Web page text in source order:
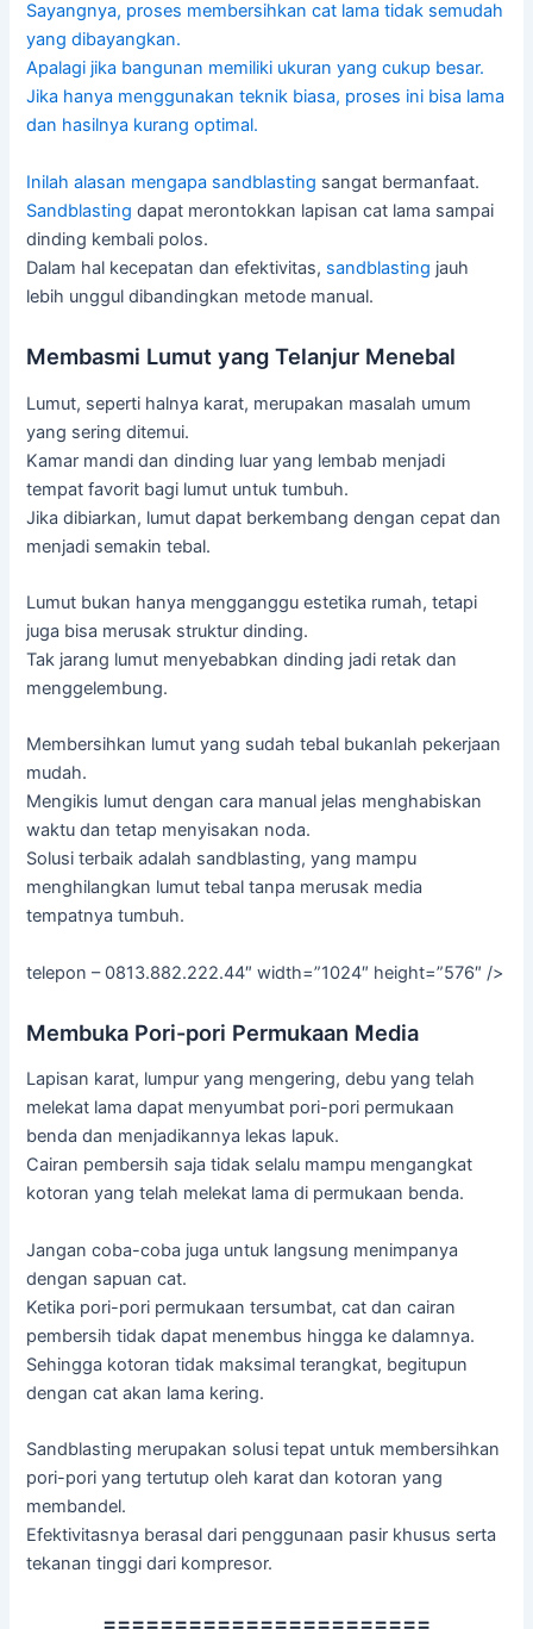
Sayangnya, proses membersihkan cat lama tidak semudah
yang dibayangkan.
Apalagi jika bangunan memiliki ukuran yang cukup besar.
Jika hanya menggunakan teknik biasa, proses ini bisa lama
dan hasilnya kurang optimal.
Inilah alasan mengapa sandblasting sangat bermanfaat.
Sandblasting dapat merontokkan lapisan cat lama sampai
dinding kembali polos.
Dalam hal kecepatan dan efektivitas, sandblasting jauh
lebih unggul dibandingkan metode manual.
Membasmi Lumut yang Telanjur Menebal
Lumut, seperti halnya karat, merupakan masalah umum
yang sering ditemui.
Kamar mandi dan dinding luar yang lembab menjadi
tempat favorit bagi lumut untuk tumbuh.
Jika dibiarkan, lumut dapat berkembang dengan cepat dan
menjadi semakin tebal.
Lumut bukan hanya mengganggu estetika rumah, tetapi
juga bisa merusak struktur dinding.
Tak jarang lumut menyebabkan dinding jadi retak dan
menggelembung.
Membersihkan lumut yang sudah tebal bukanlah pekerjaan
mudah.
Mengikis lumut dengan cara manual jelas menghabiskan
waktu dan tetap menyisakan noda.
Solusi terbaik adalah sandblasting, yang mampu
menghilangkan lumut tebal tanpa merusak media
tempatnya tumbuh.
telepon – 0813.882.222.44″ width=”1024″ height=”576″ />
Membuka Pori-pori Permukaan Media
Lapisan karat, lumpur yang mengering, debu yang telah
melekat lama dapat menyumbat pori-pori permukaan
benda dan menjadikannya lekas lapuk.
Cairan pembersih saja tidak selalu mampu mengangkat
kotoran yang telah melekat lama di permukaan benda.
Jangan coba-coba juga untuk langsung menimpanya
dengan sapuan cat.
Ketika pori-pori permukaan tersumbat, cat dan cairan
pembersih tidak dapat menembus hingga ke dalamnya.
Sehingga kotoran tidak maksimal terangkat, begitupun
dengan cat akan lama kering.
Sandblasting merupakan solusi tepat untuk membersihkan
pori-pori yang tertutup oleh karat dan kotoran yang
membandel.
Efektivitasnya berasal dari penggunaan pasir khusus serta
tekanan tinggi dari kompresor.
=======================